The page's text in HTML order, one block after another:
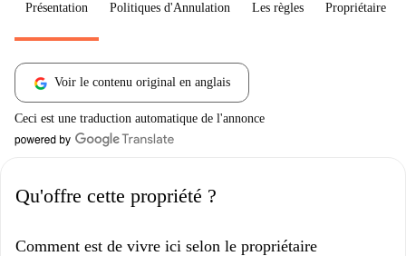
Présentation Politiques d'Annulation Les règles Propriétaire
Voir le contenu original en anglais
Ceci est une traduction automatique de l'annonce
Qu'offre cette propriété ?
Comment est de vivre ici selon le propriétaire